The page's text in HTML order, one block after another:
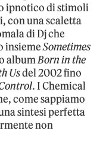
ipnotico di stimoli
con una scaletta
di Dj che
insiemeSometimes
albumBorn in the
Usdel 2002 fino
. I Chemical
come sappiamo
sintesi perfetta
non